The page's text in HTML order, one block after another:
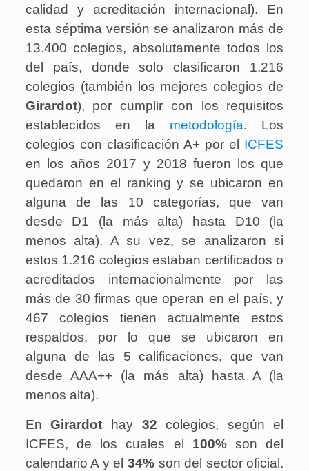
calidad y acreditación internacional). En
esta séptima versión se analizaron más de
13.400 colegios, absolutamente todos los
del país, donde solo clasificaron 1.216
colegios (también los mejores colegios de
Girardot), por cumplir con los requisitos
establecidos en la metodología. Los
colegios con clasificación A+ por el ICFES
en los años 2017 y 2018 fueron los que
quedaron en el ranking y se ubicaron en
alguna de las 10 categorías, que van
desde D1 (la más alta) hasta D10 (la
menos alta). A su vez, se analizaron si
estos 1.216 colegios estaban certificados o
acreditados internacionalmente por las
más de 30 firmas que operan en el país, y
467 colegios tienen actualmente estos
respaldos, por lo que se ubicaron en
alguna de las 5 calificaciones, que van
desde AAA++ (la más alta) hasta A (la
menos alta).
EnGirardot hay 32
colegios, según el
ICFES, de los cuales el 100%son del
calendario A y el 34% son del sector oficial.